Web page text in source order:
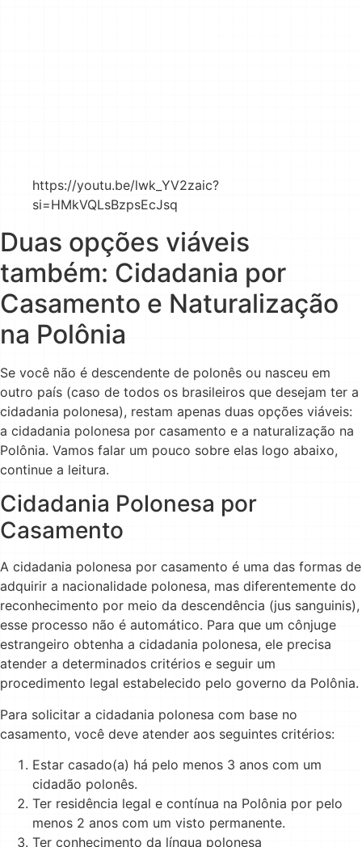
https://youtu.be/lwk_YV2zaic?
si=HMkVQLsBzpsEcJsq
Duas opções viáveis
também: Cidadania por
Casamento e Naturalização
na Polônia
Se você não é descendente de polonês ou nasceu em
outro país (caso de todos os brasileiros que desejam ter a
cidadania polonesa), restam apenas duas opções viáveis:
a cidadania polonesa por casamento e a naturalização na
Polônia. Vamos falar um pouco sobre elas logo abaixo,
continue a leitura.
Cidadania Polonesa por
Casamento
A cidadania polonesa por casamento é uma das formas de
adquirir a nacionalidade polonesa, mas diferentemente do
reconhecimento por meio da descendência (jus sanguinis),
esse processo não é automático. Para que um cônjuge
estrangeiro obtenha a cidadania polonesa, ele precisa
atender a determinados critérios e seguir um
procedimento legal estabelecido pelo governo da Polônia.
Para solicitar a cidadania polonesa com base no
casamento, você deve atender aos seguintes critérios:
Estar casado(a) há pelo menos 3 anos com um
cidadão polonês.
Ter residência legal e contínua na Polônia por pelo
menos 2 anos com um visto permanente.
Ter conhecimento da língua polonesa